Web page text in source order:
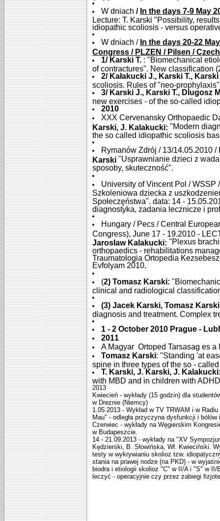
W dniach / In the days 7-9 May
Lecture: T. Karski "Possibility,
idiopathic scoliosis - versus
W dniach / In the days 20-22
Congress / PLZEN / Pilsen /
1/ Karski T. : "Biomechanical
of contractures". New classification
2/ Kałakucki J., Karski T.,
scoliosis. Rules of "neo-
3/ Karski J., Karski T., Dlugosz
new exercises - of the so-called
2010
XXX Cervenansky Orthopaedic
Karski, J. Kalakucki: "Modern
the so called idiopathic scoliosis
Rymanów Zdrój / 13/14.05.2010
Karski "Usprawnianie dzieci z
sposoby, skuteczność".
University of Vincent Pol /
Szkoleniowa dziecka z
Społeczęństwa". data: 14 -
diagnostyka, zadania lecznicze i
Hungary / Pecs / Central
Congress), June 17 - 19.2010 -
Jaroslaw Kalakucki: "Plexus
orthopaedics - rehabilitations
Traumatologia Ortopedia
Evfolyam 2010.
(2) Tomasz Karski:
clinical and radiological
(3) Jacek Karski, Tomasz
diagnosis and treatment. Complex
1 - 2 October 2010 Prague -
2011
A Magyar Ortoped Tarsasag es a
Tomasz Karski: "Standing 'at
spine in three types of the so -
T. Karski, J. Karski, J. Kalakucki
with MBD and in children with
2013
Kwiecień - wykłady (15 godzin) dla
w Dreznie (Niemcy)
1.05.2013 - Wykład w TV TRWAM i w
Mau" - odległa przyczyna dysfunkcji i bólów
Czerwiec - wykłady na Węgierskim
w Budapeszcie.
14 - 21.09.2013 - wykłady na "XV
Kędzierski, B. Słowińska, Wł. Kwieciński.
testy w wykrywianiu skolioz tzw.
stania na prawej nodze (na PKD) - w
biodra i etiologii skolioz "C" w II/A i "S" w
leczyć - operacyjnie czy przez zabiegi